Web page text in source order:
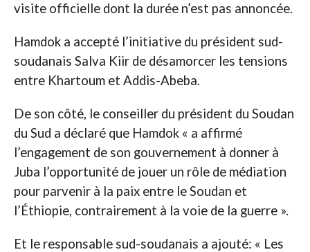
visite officielle dont la durée n’est pas annoncée.
Hamdok a accepté l’initiative du président sud-
soudanais Salva Kiir de désamorcer les tensions
entre Khartoum et Addis-Abeba.
De son côté, le conseiller du président du Soudan
du Sud a déclaré que Hamdok « a affirmé
l’engagement de son gouvernement à donner à
Juba l’opportunité de jouer un rôle de médiation
pour parvenir à la paix entre le Soudan et
l’Éthiopie, contrairement à la voie de la guerre ».
Et le responsable sud-soudanais a ajouté: « Les